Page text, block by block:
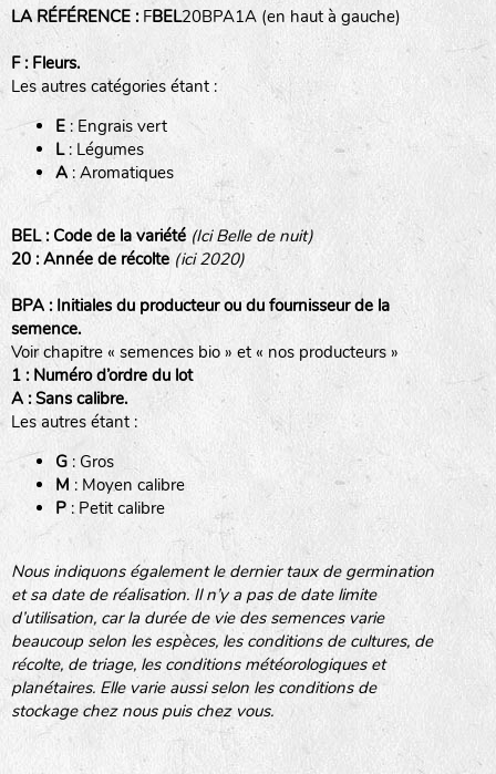
BINGENHEIMER SAATGUT (BGH)
www.bingenheimersaatgut.de
DE BOLSTER (DBO)
www.bolster.nl
GRAINE DEL PAÏS (GDP)
www.grainesdelpais.com
JARDIN EN’VIE (JEV)
LA BOITE A GRAINES (LBAG)
LA RÉFÉRENCE : FBEL20BPA1A (en haut à gauche)
F : Fleurs.
Les autres catégories étant :
E: Engrais vert
L: Légumes
A: Aromatiques
BEL : Code de la variété (Ici Belle de nuit)
20 : Année de récolte (ici 2020)
BPA : Initiales du producteur ou du fournisseur de la
semence.
Voir chapitre « semences bio » et « nos producteurs »
1 : Numéro d’ordre du lot
A : Sans calibre.
Les autres étant :
G: Gros
M : Moyen calibre
P: Petit calibre
Nous indiquons également le dernier taux de germination
et sa date de réalisation. Il n’y a pas de date limite
d’utilisation, car la durée de vie des semences varie
beaucoup selon les espèces, les conditions de cultures, de
récolte, de triage, les conditions météorologiques et
planétaires. Elle varie aussi selon les conditions de
stockage chez nous puis chez vous.
Légumes feuilles
Légumes racines
Plantes aromatiques